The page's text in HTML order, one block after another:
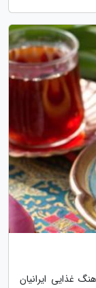
غذایی ایرانیان